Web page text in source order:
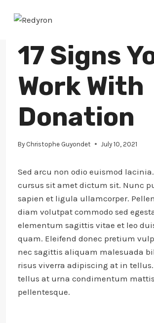
17 Signs
Work With
Donation
By Christophe Guyondet July 10, 2021
Sed arcu non odio euismod
cursus sit amet dictum sit. Nunc
sapien et ligula ullamcorper.
diam volutpat commodo sed
elementum sagittis vitae et leo
quam. Eleifend donec pretium
nec sagittis aliquam malesuada
risus viverra adipiscing at in
tellus at urna condimentum mattis
pellentesque.